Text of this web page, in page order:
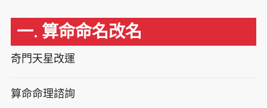
一. 算命命名改名
奇門天星改運
算命命理諮詢